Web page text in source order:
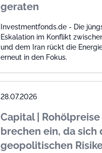
geraten
Investmentfonds.de - Die
Eskalation im Konflikt
und dem Iran rückt die
erneut in den Fokus.
28.07.2026
Capital | Rohölpreise
brechen ein, da sich
geopolitischen